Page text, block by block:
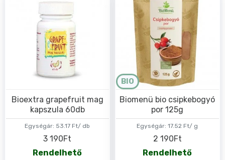
Egységár: 53.17 Ft/ db
Bioextra grapefruit mag
kapszula 60db
3 190Ft
Rendelhető
BIO
Egységár: 17.52 Ft/ g
Biomenü bio csipkebogyó
por 125g
2 190Ft
Rendelhető